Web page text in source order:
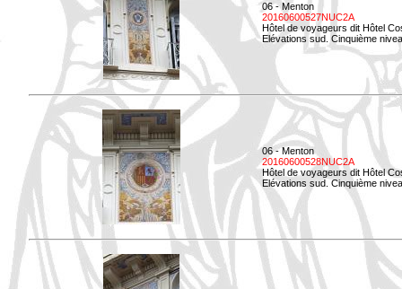
06 - Menton
20160600527NUC2A
Hôtel de voyageurs dit Hôtel
Elévations sud. Cinquième
06 - Menton
20160600528NUC2A
Hôtel de voyageurs dit Hôtel
Elévations sud. Cinquième